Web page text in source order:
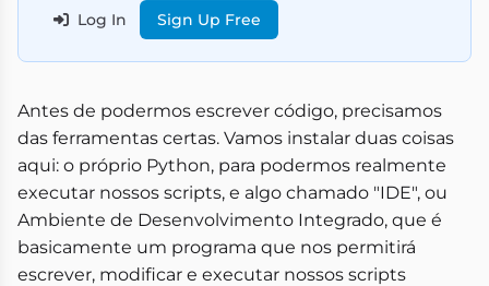
Log In
Sign Up Free
Antes de podermos escrever código, precisamos
das ferramentas certas. Vamos instalar duas coisas
aqui: o próprio Python, para podermos realmente
executar nossos scripts, e algo chamado "IDE", ou
Ambiente de Desenvolvimento Integrado, que é
basicamente um programa que nos permitirá
escrever, modificar e executar nossos scripts